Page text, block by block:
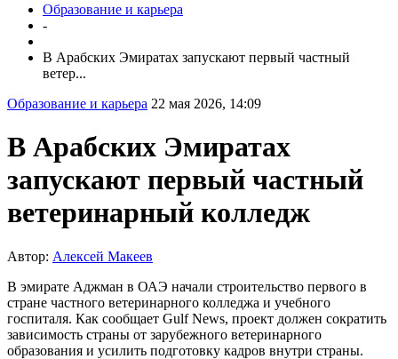
Образование и карьера
-
В Арабских Эмиратах запускают первый частный
ветер...
Образование и карьера 22 мая 2026, 14:09
В Арабских Эмиратах
запускают первый частный
ветеринарный колледж
Автор: Алексей Макеев
В эмирате Аджман в ОАЭ начали строительство первого в
стране частного ветеринарного колледжа и учебного
госпиталя. Как сообщает Gulf News, проект должен сократить
зависимость страны от зарубежного ветеринарного
образования и усилить подготовку кадров внутри страны.